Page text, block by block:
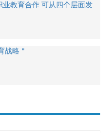
业教育合作 可从四个层面发
战略＂